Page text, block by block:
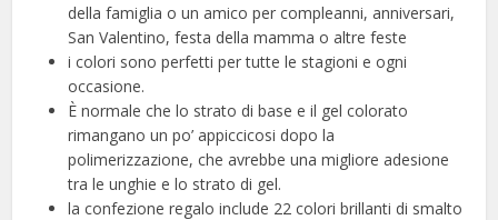
della famiglia o un amico per compleanni, anniversari,
San Valentino, festa della mamma o altre feste
i colori sono perfetti per tutte le stagioni e ogni
occasione.
È normale che lo strato di base e il gel colorato
rimangano un po’ appiccicosi dopo la
polimerizzazione, che avrebbe una migliore adesione
tra le unghie e lo strato di gel.
la confezione regalo include 22 colori brillanti di smalto